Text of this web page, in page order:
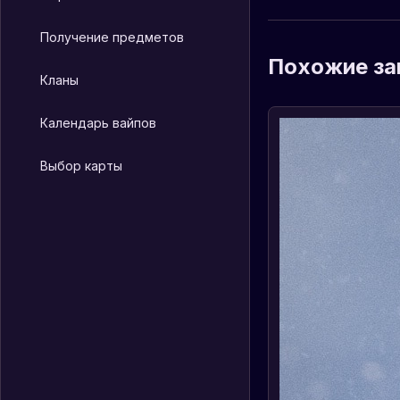
Получение предметов
Кланы
Календарь вайпов
Выбор карты
Похожие